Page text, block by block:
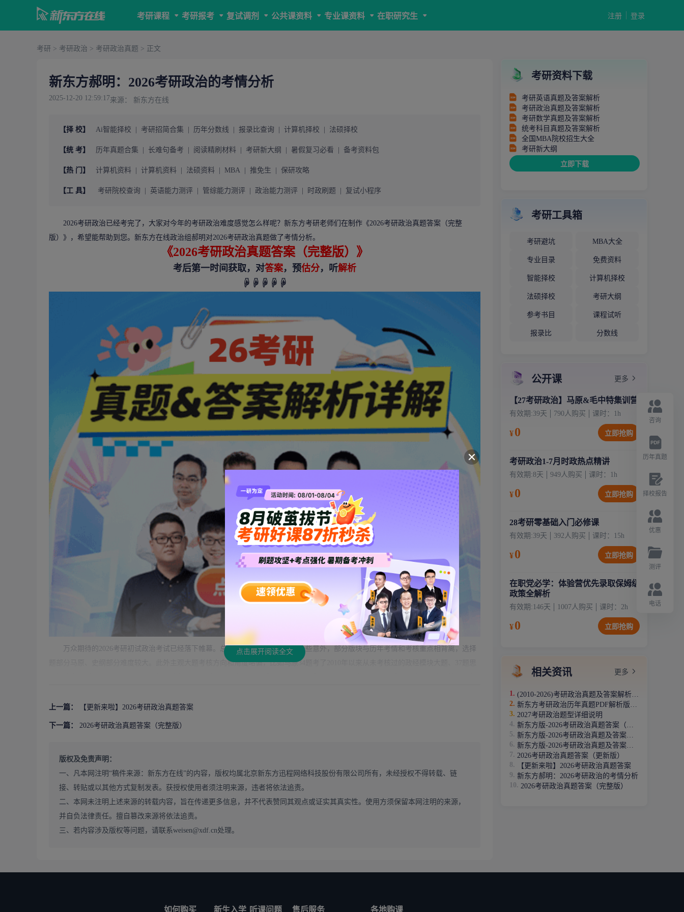
考研课程 考研报考 复试调剂 公共课资料 专业课资料 在职研究生 注册 登录
考研 > 考研政治 > 考研政治真题 > 正文
新东方郝明：2026考研政治的考情分析
2025-12-20 12:59:17来源： 新东方在线
【择 校】 Ai智能择校 考研招简合集 历年分数线 报录比查询 计算机择校 法硕择校
【统 考】 历年真题合集 长难句备考 阅读精刷材料 考研新大纲 暑假复习必看 备考资料包
【热 门】 计算机资料 计算机资料 法硕资料 MBA 推免生 保研攻略
【工 具】 考研院校查询 英语能力测评 管综能力测评 政治能力测评 时政刷题 复试小程序
2026考研政治 已经考完了，大家对今年的考研政治难度感觉怎么样呢？ 新东方考研老师们在制作《2026考研政治真题答案（完整
版）》，希望能帮助到您。 新东方在线政治组郝明对2026考研政治真题做了考情分析。
《2026考研政治真题答案（完整版）》
考后第一时间获取，对答案，预估分，听解析
☟☟☟ ☟☟
万众期待的2026考研初试 政治考试已经落下帷幕。总体试卷难度总体来讲有一些意外，部分版块与历年考情和考核重点相背离，选择
题部分马原、史纲部分难度较大。此外主观大题考核方向和角度略偏，比如马原34题考了2010年以来从未考核过的政经模块大题、37题思
能。通过今年题目可以看出，考研政治选拔性功能更加突出，因此单纯依靠考前突击背诵和刷题已不能满足高分要求。
考试题目出题形式和难度越来越体现了新东方政治课程的辅导原则，“点线面体”四位一体的复习方法。首先要学考点，抓重点。政治
题出题难度和出题形式；再次要结合大纲最新变动，全年重大时政新闻和总书记重要讲话，全面覆盖重点，面面俱到，背诵最后核心考
点，通过主观题带背营，提前把必考主观大题提前准备，真正体现“背的早，范围小，命中率高”的优势，灵活应用背诵预料解答问题；最
后总结大题万能模板，重点突出大题背诵和活血活动，画龙点睛。
政治不能只依靠押题，当然政治的大题出题方向非常明确，政治立场也十分坚定，题目命制一定不会出“圈”，但作为出题人，也一定
会转变说法，进行有效的反押题，因此，要理解主观大题考点加以背诵的同时，更要关注如何使用，忌死记硬背，教条主义！押题只是起
到画龙点睛中的“睛”，毕竟前面先有“一条龙”——打牢基础也很重要。
点击展开阅读全文
上一篇： 【更新来啦】2026考研政治真题答案
下一篇： 2026考研政治真题答案（完整版）
版权及免责声明：
一、凡本网注明“稿件来源：新东方在线”的内容，版权均属北京新东方迅程网络科技股份有限公司所有，未经授权不得转载、链
接、转贴或以其他方式复制发表。获授权使用者须注明来源，违者将依法追责。
二、本网未注明上述来源的转载内容，旨在传递更多信息，并不代表赞同其观点或证实其真实性。使用方须保留本网注明的来源，
并自负法律责任。擅自篡改来源将依法追责。
三、若内容涉及版权等问题，请联系weisen@xdf.cn处理。
考研资料下载
考研英语真题及答案解析
考研政治真题及答案解析
考研数学真题及答案解析
统考科目真题及答案解析
全国MBA院校招生大全
考研新大纲
立即下载
考研工具箱
考研避坑 MBA大全
专业目录 免费资料
智能择校 计算机择校
法硕择校 考研大纲
参考书目 课程试听
报录比 分数线
公开课 更多
【27考研政治】马原&毛中特集训营
有效期:39天 790人购买 课时： 1 h
¥0 立即抢购
考研政治1-7月时政热点精讲
有效期:8天 949人购买 课时： 1 h
¥0 立即抢购
28考研零基础入门必修课
有效期:39天 392人购买 课时： 15 h
¥0 立即抢购
在职党必学：体验营优先录取保姆级
政策全解析
有效期: 146天 1007人购买 课时： 2 h
¥0 立即抢购
相关资讯 更多
(2010-2026)考研政治真题及答案解析PDF下载版
新东方考研政治历年真题PDF解析版汇总下载（2012年-2026年）
2027考研政治题型详细说明
新东方版-2026考研政治真题答案（完整版）
新东方版-2026考研政治真题及答案（文字版）
新东方版-2026考研政治真题及答案（完整版）
2026考研政治真题答案（更新版）
【更新来啦】2026考研政治真题答案
新东方郝明：2026考研政治的考情分析
2026考研政治真题答案（完整版）
如何购买 新生入学 听课问题 售后服务 各地购课
咨询
历年真题
择校报告
优惠
测评
电话